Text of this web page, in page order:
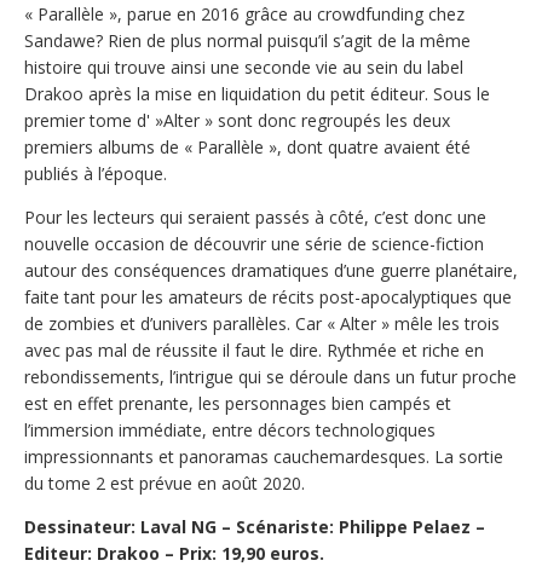
« Parallèle », parue en 2016 grâce au crowdfunding chez
Sandawe? Rien de plus normal puisqu’il s’agit de la même
histoire qui trouve ainsi une seconde vie au sein du label
Drakoo après la mise en liquidation du petit éditeur. Sous le
premier tome d' »Alter » sont donc regroupés les deux
premiers albums de « Parallèle », dont quatre avaient été
publiés à l’époque.
Pour les lecteurs qui seraient passés à côté, c’est donc une
nouvelle occasion de découvrir une série de science-fiction
autour des conséquences dramatiques d’une guerre planétaire,
faite tant pour les amateurs de récits post-apocalyptiques que
de zombies et d’univers parallèles. Car « Alter » mêle les trois
avec pas mal de réussite il faut le dire. Rythmée et riche en
rebondissements, l’intrigue qui se déroule dans un futur proche
est en effet prenante, les personnages bien campés et
l’immersion immédiate, entre décors technologiques
impressionnants et panoramas cauchemardesques. La sortie
du tome 2 est prévue en août 2020.
Dessinateur: Laval NG – Scénariste: Philippe Pelaez –
Editeur: Drakoo – Prix: 19,90 euros.